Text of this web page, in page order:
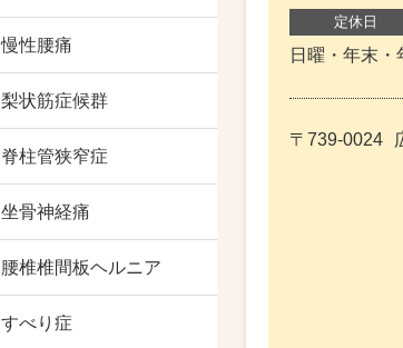
定休日
日曜・年末・
〒739-0024
慢性腰痛
梨状筋症候群
脊柱管狭窄症
坐骨神経痛
腰椎椎間板ヘルニア
すべり症